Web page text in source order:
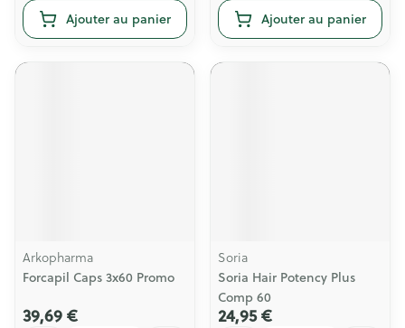
Ajouter au panier Ajouter au panier
Arkopharma
Forcapil Caps 3x60 Promo
39,69 €
Soria
Soria Hair Potency Plus
Comp 60
24,95 €